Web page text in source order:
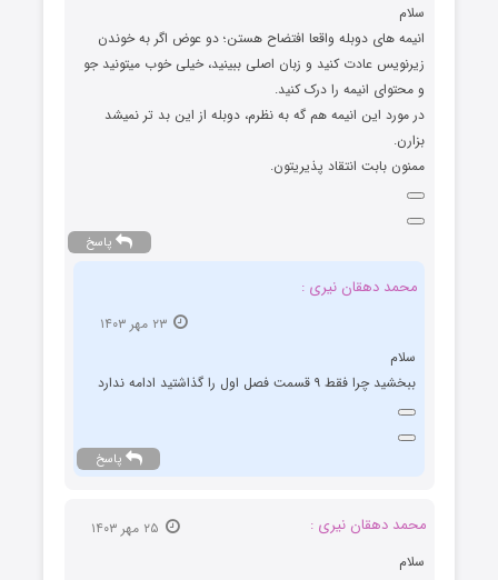
سلام
انیمه های دوبله واقعا افتضاح هستن؛ دو عوض اگر به خوندن
زیرنویس عادت کنید و زبان اصلی ببینید، خیلی خوب میتونید جو
و محتوای انیمه را درک کنید.
در مورد این انیمه هم گه به نظرم، دوبله از این بد تر نمیشد
بزارن.
ممنون بابت انتقاد پذیریتون.
پاسخ
محمد دهقان نیری :
سلام
ببخشید چرا فقط ۹ قسمت فصل اول را گذاشتید ادامه ندارد
پاسخ
محمد دهقان نیری :
سلام